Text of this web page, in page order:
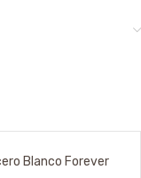
Blanco Forever